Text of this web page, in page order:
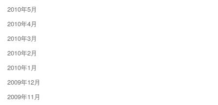
2010年5月
2010年4月
2010年3月
2010年2月
2010年1月
2009年12月
2009年11月